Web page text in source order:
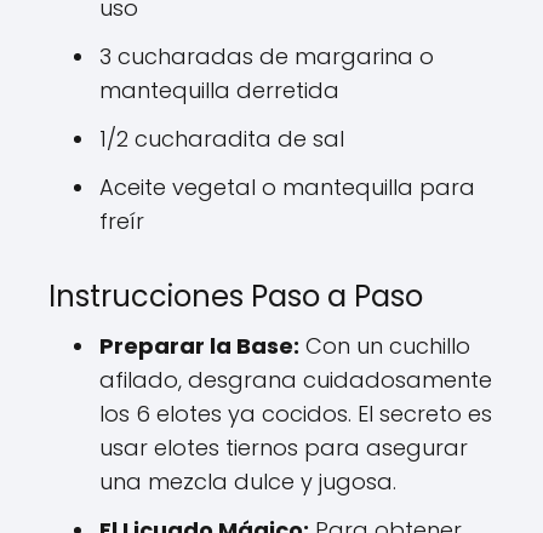
uso
3 cucharadas de margarina o
mantequilla derretida
1/2 cucharadita de sal
Aceite vegetal o mantequilla para
freír
Instrucciones Paso a Paso
Preparar la Base: Con un cuchillo
afilado, desgrana cuidadosamente
los 6 elotes ya cocidos. El secreto es
usar elotes tiernos para asegurar
una mezcla dulce y jugosa.